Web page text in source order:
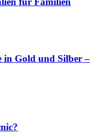
in Gold und Silber –